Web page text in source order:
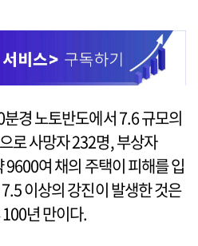
경 노토반도에서 7.6 규모의
로 사망자 232명, 부상자
여 채의 주택이 피해를 입
이상의 강진이 발생한 것은
년 만이다.